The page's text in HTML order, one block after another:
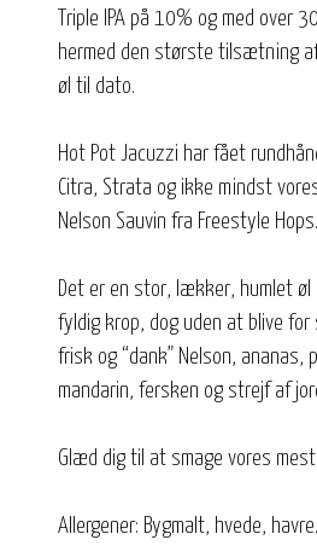
Triple IPA på 10% og med over
hermed den største tilsætning af
øl til dato.
Hot Pot Jacuzzi har fået
Citra, Strata og ikke mindst
Nelson Sauvin fra Freestyle Hops.
Det er en stor, lækker, humlet øl
fyldig krop, dog uden at blive for
frisk og “dank” Nelson, ananas,
mandarin, fersken og strejf af
Glæd dig til at smage vores
Allergener: Bygmalt, hvede, havre.